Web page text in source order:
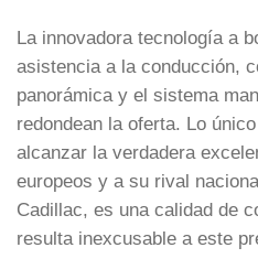
La innovadora tecnología a
asistencia a la conducción,
panorámica y el sistema
redondean la oferta. Lo
alcanzar la verdadera
europeos y a su rival
Cadillac, es una calidad de
resulta inexcusable a este